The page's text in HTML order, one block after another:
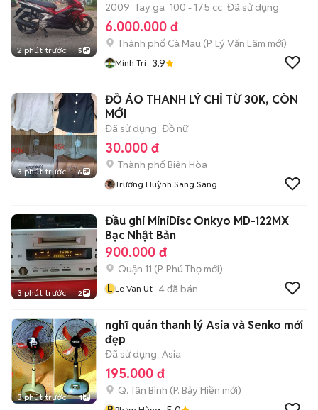
2 phút trước 5
2009 Tay ga 100 - 175 cc Đã sử dụng
6.000.000 đ
Thành phố Cà Mau (P. Lý Văn Lâm mới)
Minh Tri 3.9
3 phút trước 6
ĐỒ ÁO THANH LÝ CHỈ TỪ 30K, CÒN
MỚI
Đã sử dụng Đồ nữ
30.000 đ
Thành phố Biên Hòa
Trương Huỳnh Sang Sang
3 phút trước 2
Đầu ghi MiniDisc Onkyo MD-122MX
Bạc Nhật Bản
900.000 đ
Quận 11 (P. Phú Thọ mới)
L Le Van Ut 4đã bán
3 phút trước 1
nghĩ quán thanh lý Asia và Senko mới
đẹp
Đã sử dụng Asia
195.000 đ
Q. Tân Bình (P. Bảy Hiền mới)